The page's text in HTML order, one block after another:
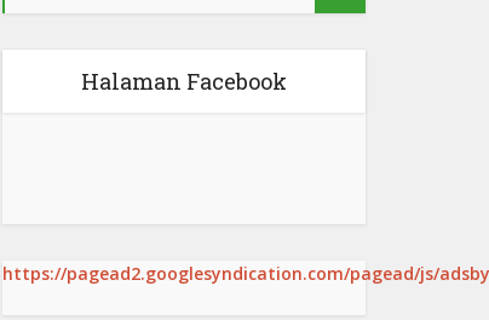
Halaman Facebook
https://pagead2.googlesyndication.com/pagead/js/